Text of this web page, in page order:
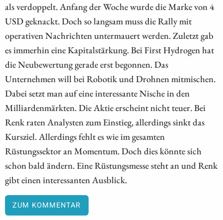
als verdoppelt. Anfang der Woche wurde die Marke von 4
USD geknackt. Doch so langsam muss die Rally mit
operativen Nachrichten untermauert werden. Zuletzt gab
es immerhin eine Kapitalstärkung. Bei First Hydrogen hat
die Neubewertung gerade erst begonnen. Das
Unternehmen will bei Robotik und Drohnen mitmischen.
Dabei setzt man auf eine interessante Nische in den
Milliardenmärkten. Die Aktie erscheint nicht teuer. Bei
Renk raten Analysten zum Einstieg, allerdings sinkt das
Kursziel. Allerdings fehlt es wie im gesamten
Rüstungssektor an Momentum. Doch dies könnte sich
schon bald ändern. Eine Rüstungsmesse steht an und Renk
gibt einen interessanten Ausblick.
ZUM KOMMENTAR